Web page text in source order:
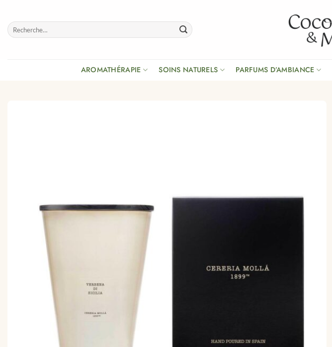
contenu
Recherche
pour :
AROMATHÉRAPIE SOINS NATURELS PARFUMS D’AMBIANCE